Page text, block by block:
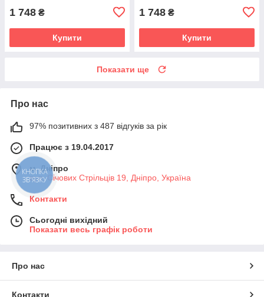
1 748 ₴
Купити
1 748 ₴
Купити
Показати ще
Про нас
97% позитивних з 487 відгуків за рік
Працює з 19.04.2017
м. Дніпро
вул. Січових Стрільців 19, Дніпро, Україна
Контакти
Сьогодні вихідний
Показати весь графік роботи
Про нас
Контакти
КНОПКА
ЗВ'ЯЗКУ